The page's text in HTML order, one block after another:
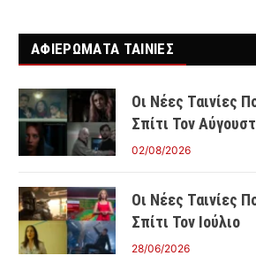
ΑΦΙΕΡΩΜΑΤΑ ΤΑΙΝΊΕΣ
Οι Νέες Ταινίες
Σπίτι Τον
02/08/2026
Οι Νέες Ταινίες
Σπίτι Τον Ιούλιο
28/06/2026